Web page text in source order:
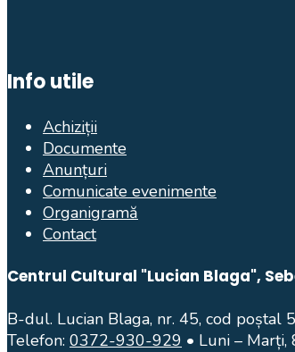
Info utile
Achiziții
Documente
Anunțuri
Comunicate evenimente
Organigramă
Contact
Centrul Cultural "Lucian Blaga",
B-dul. Lucian Blaga, nr. 45, cod poștal
Telefon: 0372-930-929 • Luni – Marți,